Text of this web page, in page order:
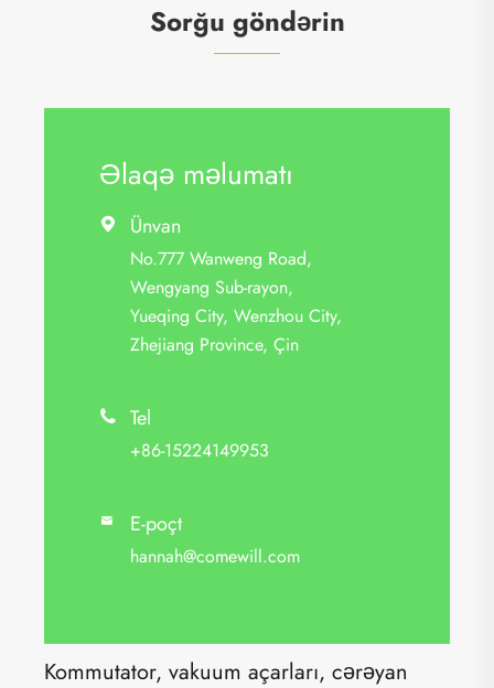
Sorğu göndərin
Əlaqə məlumatı
 Ünvan
No.777 Wanweng Road,
Wengyang Sub-rayon,
Yueqing City, Wenzhou City,
Zhejiang Province, Çin
 Tel
+86-15224149953
 E-poçt
hannah@comewill.com
Kommutator, vakuum açarları, cərəyan